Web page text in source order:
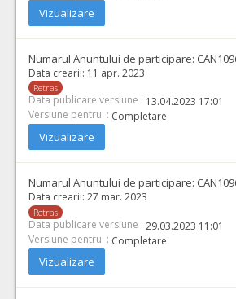
Vizualizare
Numarul Anuntului de participare:
Data crearii: 11 apr. 2023
Retras
Data publicare versiune : 13.04.2023 17:01
Versiune pentru: : Completare
Vizualizare
Numarul Anuntului de participare:
Data crearii: 27 mar. 2023
Retras
Data publicare versiune : 29.03.2023 11:01
Versiune pentru: : Completare
Vizualizare